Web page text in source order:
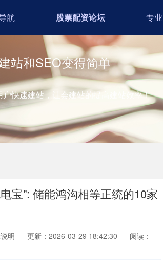
航 股票配资论坛 专
站和SEO变得简单
快速建站，让会建站的提高建站效率！
宝”: 储能鸿沟相等正统的10家
明 更新：2026-03-29 18:42:30
阅读：